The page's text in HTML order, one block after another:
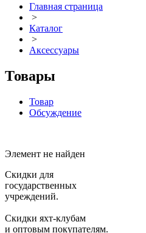
Главная страница
>
Каталог
>
Аксессуары
Товары
Товар
Обсуждение
Элемент не найден
Скидки для
государственных
учреждений.
Скидки яхт-клубам
и оптовым покупателям.